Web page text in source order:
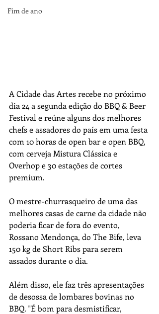
Fim de ano
A Cidade das Artes recebe no próximo
dia 24 a segunda edição do BBQ & Beer
Festival e reúne alguns dos melhores
chefs e assadores do país em uma festa
com 10 horas de open bar e open BBQ,
com cerveja Mistura Clássica e
Overhop e 30 estações de cortes
premium.
O mestre-churrasqueiro de uma das
melhores casas de carne da cidade não
poderia ficar de fora do evento,
Rossano Mendonça, do The Bife, leva
150 kg de Short Ribs para serem
assados durante o dia.
Além disso, ele faz três apresentações
de desossa de lombares bovinas no
BBQ. "É bom para desmistificar,